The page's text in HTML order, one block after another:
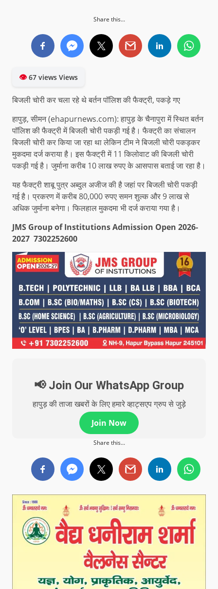
Share this...
👁67 views Views
बिजली चोरी कर चला रहे थे बर्तन पॉलिश की फैक्ट्री, पकड़े गए
हापुड़, सीमन (ehapurnews.com): हापुड़ के चैनापुरा में स्थित बर्तन
पॉलिश की फैक्ट्री में बिजली चोरी पकड़ी गई है। फैक्ट्री का संचालन
बिजली चोरी कर किया जा रहा था लेकिन टीम ने बिजली चोरी पकड़कर
मुकदमा दर्ज कराया है। इस फैक्ट्री में 11 किलोवाट की बिजली चोरी
पकड़ी गई है। जुर्माना करीब 10 लाख रुपए के आसपास बताई जा रहा है।
यह फैक्ट्री शाबू पुत्र अब्दुल अजीज की है जहां पर बिजली चोरी पकड़ी
गई है। प्रकरण में करीब 80,000 रुपए समन शुल्क और 9 लाख से
अधिक जुर्माना बनेगा। फिलहाल मुकदमा भी दर्ज कराया गया है।
JMS Group of Institutions Admission Open 2026-
2027 7302252600
📢 Join Our WhatsApp Group
हापुड़ की ताजा खबरों के लिए हमारे व्हाट्सएप ग्रुप से जुड़े
Join Now
Share this...